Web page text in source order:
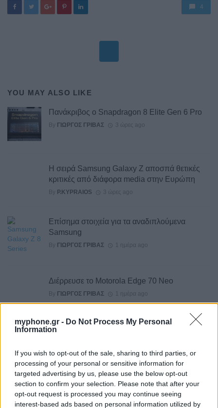
myphone.gr - Do Not Process My Personal
Information
If you wish to opt-out of the sale, sharing to third parties, or
processing of your personal or sensitive information for
targeted advertising by us, please use the below opt-out
section to confirm your selection. Please note that after your
opt-out request is processed you may continue seeing
interest-based ads based on personal information utilized by
4
YOU MAY ALSO LIKE
Πανάκριβος ο Snapdragon 8 Elite Gen 6 Pro
By ΓΙΏΡΓΟΣ ΓΡΊΒΑΣ 3 ώρες ago
Η σειρά Samsung Galaxy Z αποσπά θετικές
κριτικές από διάφορα media στην Ευρώπη
By P.KYPRAIOS 3 ώρες ago
Επίσημα στοιχεία για τα αναδιπλούμενα
Samsung
By ΓΙΏΡΓΟΣ ΓΡΊΒΑΣ 1 ημέρα ago
Διέρρευσε το Motorola Edge 70 Neo
By ΓΙΏΡΓΟΣ ΓΡΊΒΑΣ 1 ημέρα ago
Το σύνολο των τεχνικών προδιαγραφών του
Robot Phone
HiLight ονομάζεται τελικά το Pixel Glow
ByΓΙΏΡΓΟΣ ΓΡΊΒΑΣ 2 ημέρες ago